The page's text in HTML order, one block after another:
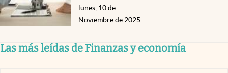
lunes, 10 de
Noviembre de 2025
Las más leídas de Finanzas y economía